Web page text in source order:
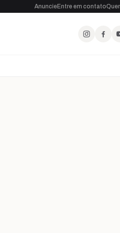
AnuncieEntre em contato